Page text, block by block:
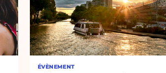
ÉVÈNEMENT